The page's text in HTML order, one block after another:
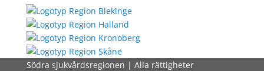
Södra sjukvårdsregionen | Alla rättigheter